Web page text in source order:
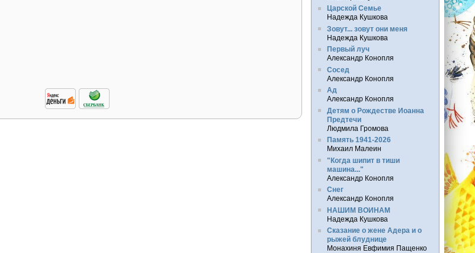
Царской Семье
Надежда Кушкова
Зовут... зовут они меня
Надежда Кушкова
Первый луч
Александр Конопля
Сосед
Александр Конопля
Ад
Александр Конопля
Детям о Рождестве Иоанна
Предтечи
Людмила Громова
Память 1941-2026
Михаил Малеин
"Когда шипит в тиши
машина..."
Александр Конопля
Снег
Александр Конопля
НАШИМ ВОИНАМ
Надежда Кушкова
Сказание о жене Адера и о
рыжей блуднице
Монахиня Евфимия Пащенко